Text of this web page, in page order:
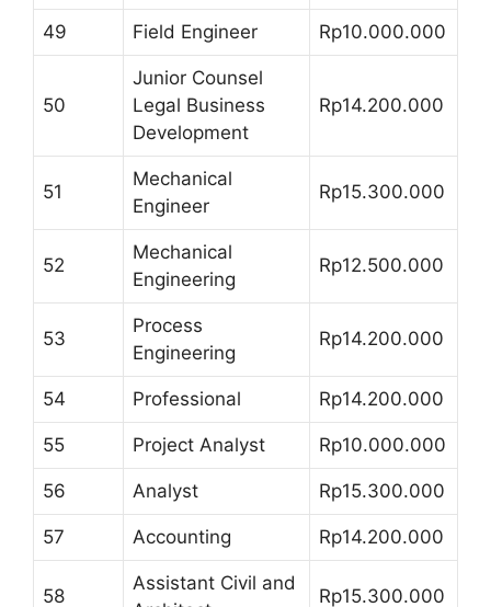
49 Field Engineer Rp10.000.000
50
Junior Counsel
Legal Business
Development
Rp14.200.000
51
Mechanical
Engineer
Rp15.300.000
52
Mechanical
Engineering
Rp12.500.000
53
Process
Engineering
Rp14.200.000
54 Professional Rp14.200.000
55 Project Analyst Rp10.000.000
56 Analyst Rp15.300.000
57 Accounting Rp14.200.000
58
Assistant Civil and
Rp15.300.000